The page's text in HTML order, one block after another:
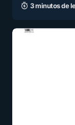
3 minutos de